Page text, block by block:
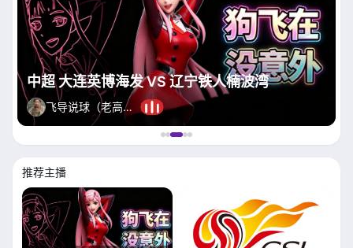
中超 大连英博海发 VS 辽宁铁人楠波湾
飞导说球（老高卫星）
推荐主播